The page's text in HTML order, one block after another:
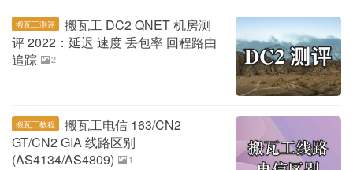
搬瓦工测评
搬瓦工 DC2 QNET 机房测
评 2022：延迟 速度 丢包率 回程路由
追踪
2
搬瓦工教程
搬瓦工电信 163/CN2
GT/CN2 GIA 线路区别
(AS4134/AS4809)
1